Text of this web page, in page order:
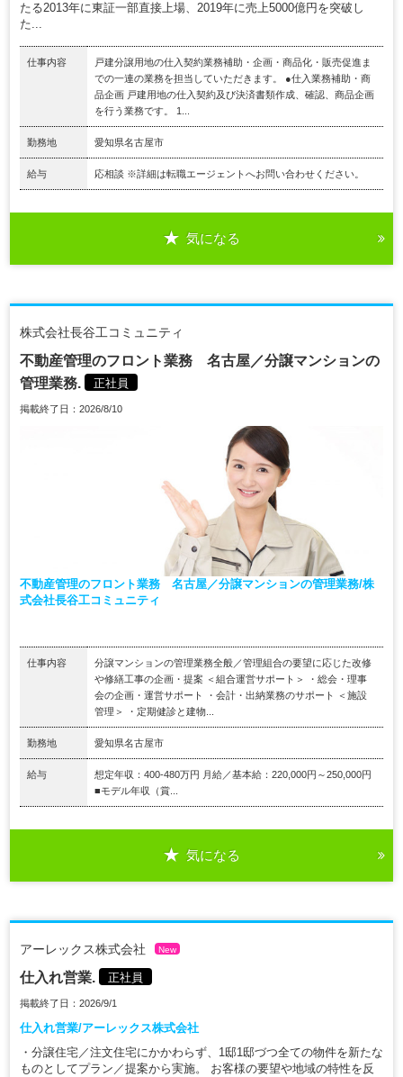
たる2013年に東証一部直接上場、2019年に売上5000億円を突破し
た...
仕事内容
戸建分譲用地の仕入契約業務補助・企画・商品化・販売促進ま
での一連の業務を担当していただきます。 ●仕入業務補助・商
品企画 戸建用地の仕入契約及び決済書類作成、確認、商品企画
を行う業務です。 1...
勤務地 愛知県名古屋市
給与 応相談 ※詳細は転職エージェントへお問い合わせください。
気になる
株式会社長谷工コミュニティ
不動産管理のフロント業務 名古屋／分譲マンションの
管理業務.
正社員
掲載終了日：2026/8/10
不動産管理のフロント業務 名古屋／分譲マンションの管理業務/株
式会社長谷工コミュニティ
仕事内容
分譲マンションの管理業務全般／管理組合の要望に応じた改修
や修繕工事の企画・提案 ＜組合運営サポート＞ ・総会・理事
会の企画・運営サポート ・会計・出納業務のサポート ＜施設
管理＞ ・定期健診と建物...
勤務地 愛知県名古屋市
給与
想定年収：400-480万円 月給／基本給：220,000円～250,000円
■モデル年収（賞...
気になる
アーレックス株式会社 New
仕入れ営業. 正社員
掲載終了日：2026/9/1
仕入れ営業/アーレックス株式会社
・分譲住宅／注文住宅にかかわらず、1邸1邸づつ全ての物件を新たな
ものとしてプラン／提案から実施。 お客様の要望や地域の特性を反